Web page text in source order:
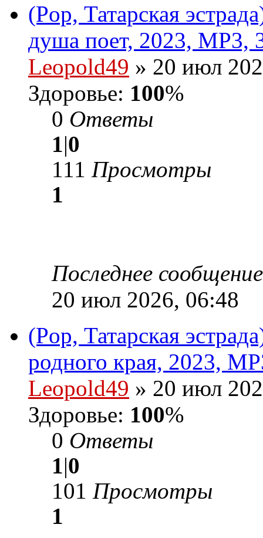
(Pop, Татарская
душа поет, 2023, MP3,
Leopold49 » 20 июл
Здоровье: 100%
0 Ответы
1|0
111 Просмотры
1
Последнее
20 июл 2026, 06:48
(Pop, Татарская
родного края, 2023,
Leopold49 » 20 июл
Здоровье: 100%
0 Ответы
1|0
101 Просмотры
1